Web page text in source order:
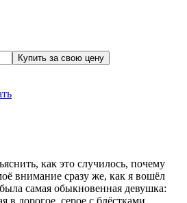
Купить за свою цену
как это случилось, почему
внимание сразу же, как я вошёл
самая обыкновенная девушка:
в дорогое, серое с блёстками,